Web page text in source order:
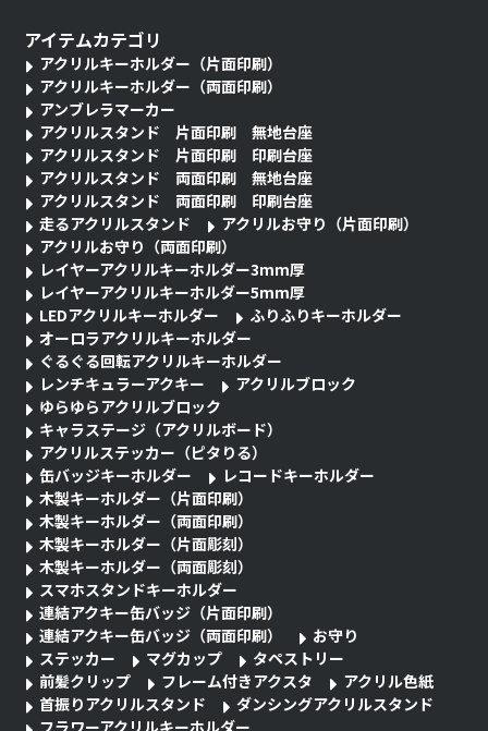
アイテムカテゴリ
アクリルキーホルダー（片面印刷）
アクリルキーホルダー（両面印刷）
アンブレラマーカー
アクリルスタンド 片面印刷 無地台座
アクリルスタンド 片面印刷 印刷台座
アクリルスタンド 両面印刷 無地台座
アクリルスタンド 両面印刷 印刷台座
走るアクリルスタンド
アクリルお守り（片面印刷）
アクリルお守り（両面印刷）
レイヤーアクリルキーホルダー3mm厚
レイヤーアクリルキーホルダー5mm厚
LEDアクリルキーホルダー
ふりふりキーホルダー
オーロラアクリルキーホルダー
ぐるぐる回転アクリルキーホルダー
レンチキュラーアクキー
アクリルブロック
ゆらゆらアクリルブロック
キャラステージ（アクリルボード）
アクリルステッカー（ピタりる）
缶バッジキーホルダー
レコードキーホルダー
木製キーホルダー（片面印刷）
木製キーホルダー（両面印刷）
木製キーホルダー（片面彫刻）
木製キーホルダー（両面彫刻）
スマホスタンドキーホルダー
連結アクキー缶バッジ（片面印刷）
連結アクキー缶バッジ（両面印刷）
お守り
ステッカー
マグカップ
タペストリー
前髪クリップ
フレーム付きアクスタ
アクリル色紙
首振りアクリルスタンド
ダンシングアクリルスタンド
フラワーアクリルキーホルダー